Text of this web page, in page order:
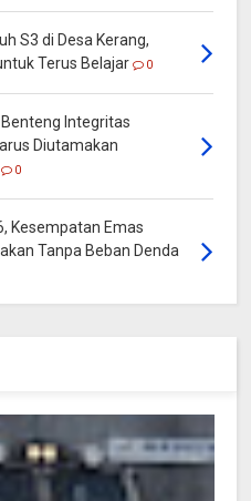
S3 di Desa Kerang,
Terus Belajar
0
Benteng Integritas
Diutamakan
0
Kesempatan Emas
Tanpa Beban Denda